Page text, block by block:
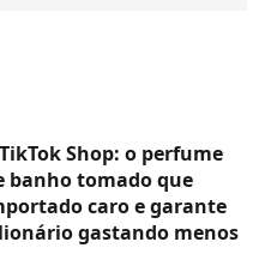
Shop: o perfume
banho tomado que
caro e garante
gastando menos